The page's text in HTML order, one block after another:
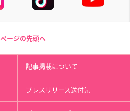
ページの先頭へ
記事掲載について
プレスリリース送付先